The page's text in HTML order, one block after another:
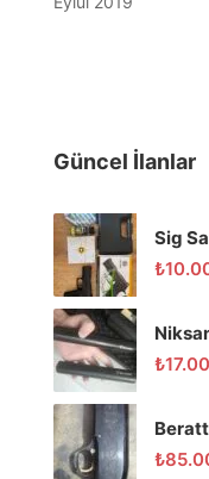
Güncel İlanlar
₺
₺
₺